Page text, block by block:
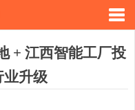
+ 江西智能工厂投
业升级